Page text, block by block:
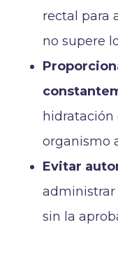
rectal para
no supere
hidratación
organismo
Evitar
sin la